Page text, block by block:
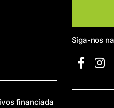
financiada
Siga-nos